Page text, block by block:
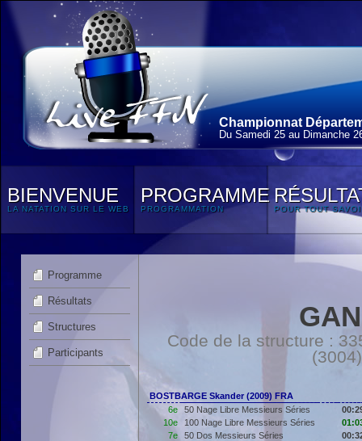
Championnat
Du Samedi 25 au Dimanche
BIENVENUE
LA NATATION SUR LE WEB
PROGRAMME
PROGRAMMATION POUR TOUT
Programme
Résultats
Structures
Participants
Code de la structure :
BOSTBARGE Skander (2009) FRA
6e
50 Nage Libre Messieurs Séries
10e
100 Nage Libre Messieurs Séries
7e
50 Dos Messieurs Séries